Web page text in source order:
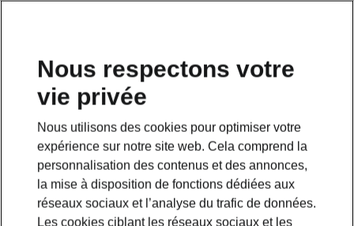
Nous respectons votre
vie privée
Nous utilisons des cookies pour optimiser votre
expérience sur notre site web. Cela comprend la
personnalisation des contenus et des annonces,
la mise à disposition de fonctions dédiées aux
réseaux sociaux et l’analyse du trafic de données.
Les cookies ciblant les réseaux sociaux et les